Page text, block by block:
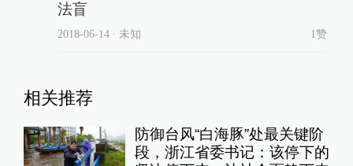
法盲
2018-06-14∙ 未知 1赞
相关推荐
防御台风“白海豚”处最关键阶
段，浙江省委书记：该停下的